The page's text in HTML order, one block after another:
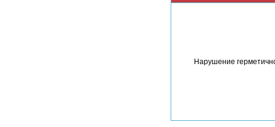
Нарушение